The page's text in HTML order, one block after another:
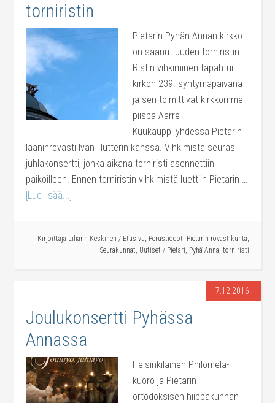
torniristin
Pietarin Pyhän Annan kirkko
on saanut uuden torniristin.
Ristin vihkiminen tapahtui
kirkon 239. syntymäpäivänä
ja sen toimittivat kirkkomme
piispa Aarre
Kuukauppi yhdessä Pietarin
lääninrovasti Ivan Hutterin kanssa. Vihkimistä seurasi
juhlakonsertti, jonka aikana torniristi asennettiin
paikoilleen. Ennen torniristin vihkimistä luettiin Pietarin …
[Lue lisää...]
Kirjoittaja Liliann Keskinen / Etusivu, Perustiedot, Pietarin rovastikunta,
Seurakunnat, Uutiset / Pietari, Pyhä Anna, torniristi
7.12.2016
Joulukonsertti Pyhässa
Annassa
Helsinkiläinen Philomela-
kuoro ja Pietarin
ortodoksisen hiippakunnan